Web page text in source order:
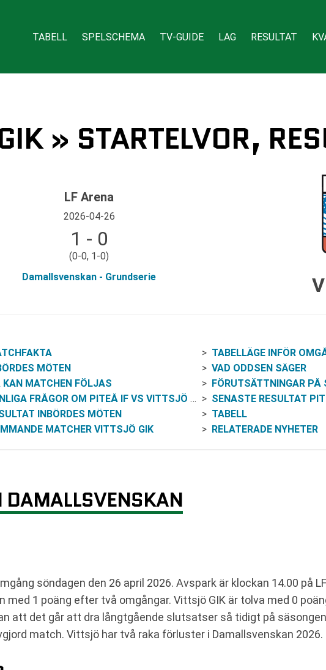
TABELL SPELSCHEMA TV-GUIDE LAG RESULTAT
» STARTELVOR,
LF Arena
2026-04-26
1 - 0
(0-0, 1-0)
Damallsvenskan - Grundserie
TABELLÄGE INFÖR
MÖTEN
VAD ODDSEN SÄGER
KAN MATCHEN FÖLJAS
FÖRUTSÄTTNINGAR PÅ
FRÅGOR OM PITEÅ IF VS VITTSJÖ GIK
SENASTE RESULTAT
INBÖRDES MÖTEN
TABELL
MATCHER VITTSJÖ GIK RELATERADE NYHETER
DAMALLSVENSKAN
söndagen den 26 april 2026. Avspark är klockan 14.00 på
1 poäng efter två omgångar. Vittsjö GIK är tolva med 0
att det går att dra långtgående slutsatser så tidigt på
match. Vittsjö har två raka förluster i Damallsvenskan 2026.